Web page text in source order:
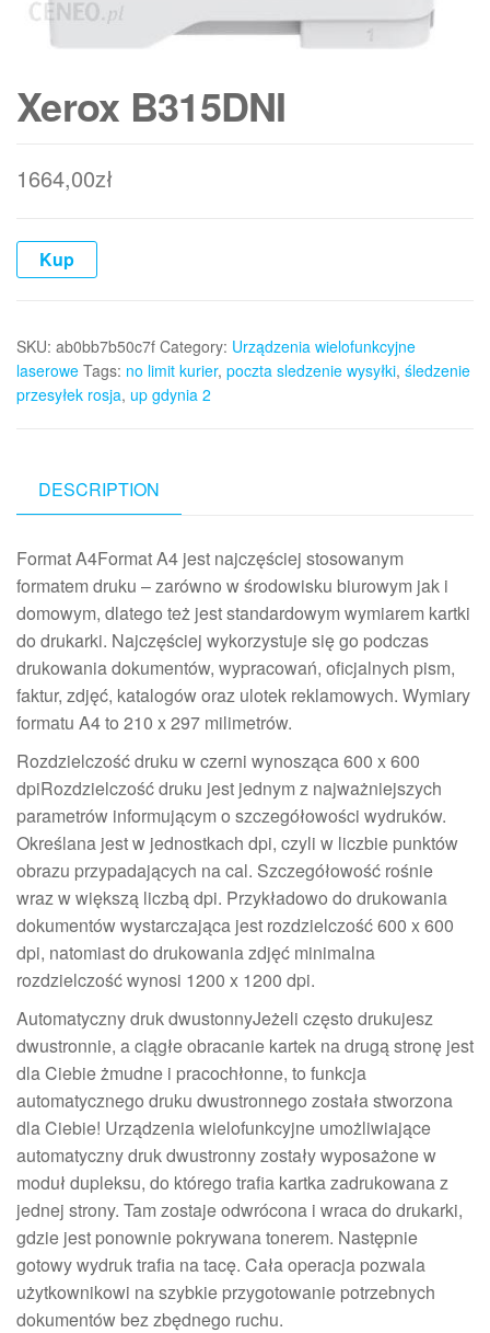
Xerox B315DNI
1664,00zł
Kup
SKU: ab0bb7b50c7f Category: Urządzenia wielofunkcyjne
laserowe Tags: no limit kurier, poczta sledzenie wysyłki, śledzenie
przesyłek rosja, up gdynia 2
DESCRIPTION
Format A4Format A4 jest najczęściej stosowanym
formatem druku – zarówno w środowisku biurowym jak i
domowym, dlatego też jest standardowym wymiarem kartki
do drukarki. Najczęściej wykorzystuje się go podczas
drukowania dokumentów, wypracowań, oficjalnych pism,
faktur, zdjęć, katalogów oraz ulotek reklamowych. Wymiary
formatu A4 to 210 x 297 milimetrów.
Rozdzielczość druku w czerni wynosząca 600 x 600
dpiRozdzielczość druku jest jednym z najważniejszych
parametrów informującym o szczegółowości wydruków.
Określana jest w jednostkach dpi, czyli w liczbie punktów
obrazu przypadających na cal. Szczegółowość rośnie
wraz w większą liczbą dpi. Przykładowo do drukowania
dokumentów wystarczająca jest rozdzielczość 600 x 600
dpi, natomiast do drukowania zdjęć minimalna
rozdzielczość wynosi 1200 x 1200 dpi.
Automatyczny druk dwustonnyJeżeli często drukujesz
dwustronnie, a ciągłe obracanie kartek na drugą stronę jest
dla Ciebie żmudne i pracochłonne, to funkcja
automatycznego druku dwustronnego została stworzona
dla Ciebie! Urządzenia wielofunkcyjne umożliwiające
automatyczny druk dwustronny zostały wyposażone w
moduł dupleksu, do którego trafia kartka zadrukowana z
jednej strony. Tam zostaje odwrócona i wraca do drukarki,
gdzie jest ponownie pokrywana tonerem. Następnie
gotowy wydruk trafia na tacę. Cała operacja pozwala
użytkownikowi na szybkie przygotowanie potrzebnych
dokumentów bez zbędnego ruchu.